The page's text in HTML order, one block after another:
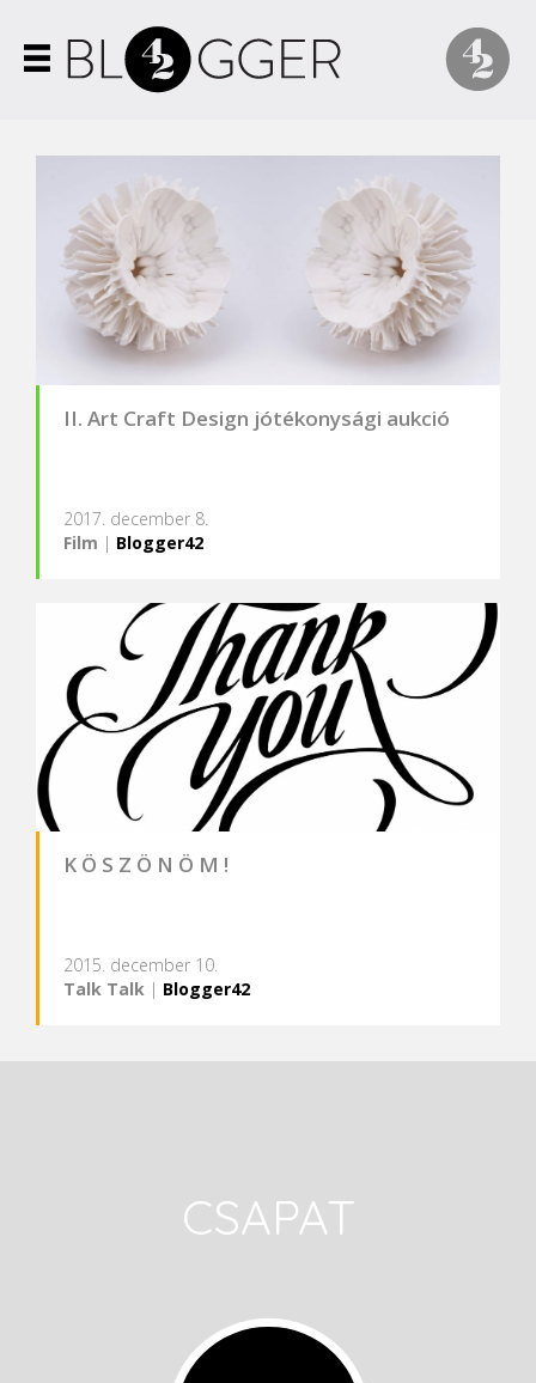
II. Art Craft Design jótékonysági aukció
2017. december 8.
Film | Blogger42
K Ö S Z Ö N Ö M !
2015. december 10.
Talk Talk | Blogger42
CSAPAT